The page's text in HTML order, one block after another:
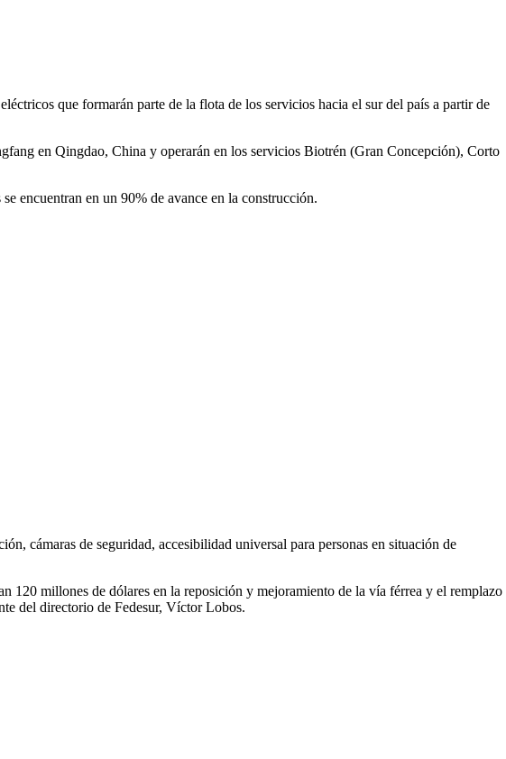
que formarán parte de la flota de los servicios hacia el sur del país a partir de
en Qingdao, China y operarán en los servicios Biotrén (Gran Concepción), Corto
encuentran en un 90% de avance en la construcción.
cámaras de seguridad, accesibilidad universal para personas en situación de
120 millones de dólares en la reposición y mejoramiento de la vía férrea y el remplazo
del directorio de Fedesur, Víctor Lobos.